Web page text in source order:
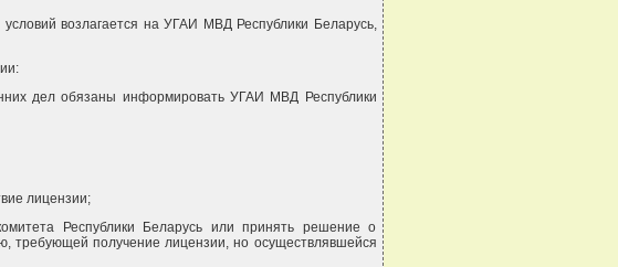
возлагается на УГАИ МВД Республики Беларусь,
дел обязаны информировать УГАИ МВД Республики
лицензии;
Республики Беларусь или принять решение о
требующей получение лицензии, но осуществлявшейся